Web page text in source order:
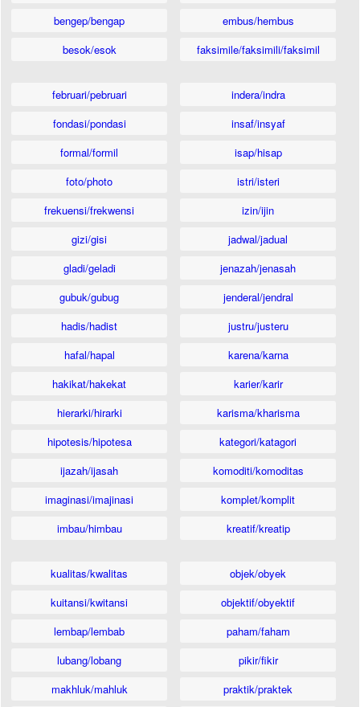
bengep/bengap
besok/esok
embus/hembus
faksimile/faksimili/faksimil
februari/pebruari
fondasi/pondasi
formal/formil
foto/photo
frekuensi/frekwensi
gizi/gisi
gladi/geladi
gubuk/gubug
hadis/hadist
hafal/hapal
hakikat/hakekat
hierarki/hirarki
hipotesis/hipotesa
ijazah/ijasah
imaginasi/imajinasi
imbau/himbau
indera/indra
insaf/insyaf
isap/hisap
istri/isteri
izin/ijin
jadwal/jadual
jenazah/jenasah
jenderal/jendral
justru/justeru
karena/karna
karier/karir
karisma/kharisma
kategori/katagori
komoditi/komoditas
komplet/komplit
kreatif/kreatip
kualitas/kwalitas
kuitansi/kwitansi
lembap/lembab
lubang/lobang
makhluk/mahluk
objek/obyek
objektif/obyektif
paham/faham
pikir/fikir
praktik/praktek